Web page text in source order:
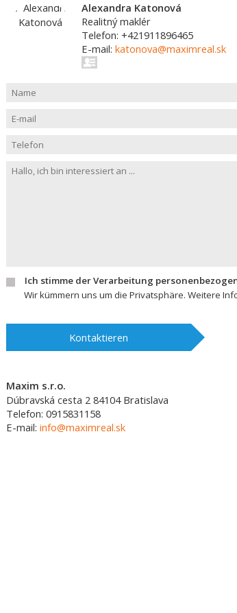
Alexandra Katonová
Realitný maklér
Telefon: +421911896465
E-mail: katonova@maximreal.sk
Ich stimme der Verarbeitung
Wir kümmern uns um die Privatsphäre. Weitere
Kontaktieren
Maxim s.r.o.
Dúbravská cesta 2 84104 Bratislava
Telefon: 0915831158
E-mail: info@maximreal.sk